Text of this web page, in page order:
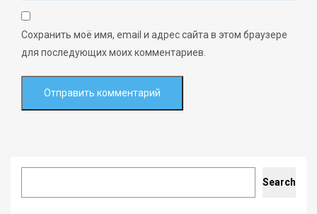
Сохранить моё имя, email и адрес сайта в этом браузере
для последующих моих комментариев.
Search